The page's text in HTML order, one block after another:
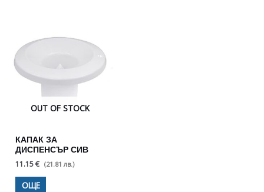
OUT OF STOCK
КАПАК ЗА
ДИСПЕНСЪР СИВ
11.15 € (21.81 лв.)
ОЩЕ